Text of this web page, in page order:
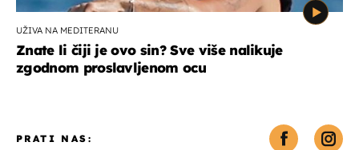
UŽIVA NA MEDITERANU
Znate li čiji je ovo sin? Sve više nalikuje
zgodnom proslavljenom ocu
PRATI NAS: